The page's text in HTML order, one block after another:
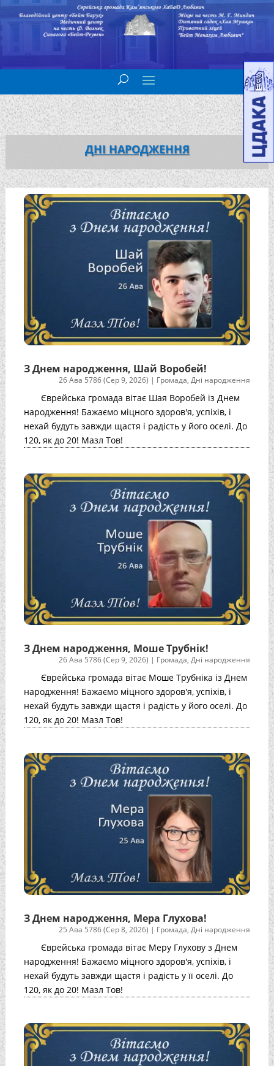
ДНІ НАРОДЖЕННЯ
З Днем народження, Шай Воробей!
26 Ава 5786 (Сер 9, 2026) | Громада,Дні народження
Єврейська громада вітає Шая Воробей із Днем
народження! Бажаємо міцного здоров'я, успіхів, і
нехай будуть завжди щастя і радість у його оселі. До
120, як до 20! Мазл Тов!
З Днем народження, Моше Трубнік!
26 Ава 5786 (Сер 9, 2026) | Громада,Дні народження
Єврейська громада вітає Моше Трубніка із Днем
народження! Бажаємо міцного здоров'я, успіхів, і
нехай будуть завжди щастя і радість у його оселі. До
120, як до 20! Мазл Тов!
З Днем народження, Мера Глухова!
25 Ава 5786 (Сер 8, 2026) | Громада,Дні народження
Єврейська громада вітає Меру Глухову з Днем
народження! Бажаємо міцного здоров'я, успіхів, і
нехай будуть завжди щастя і радість у її оселі. До
120, як до 20! Мазл Тов!